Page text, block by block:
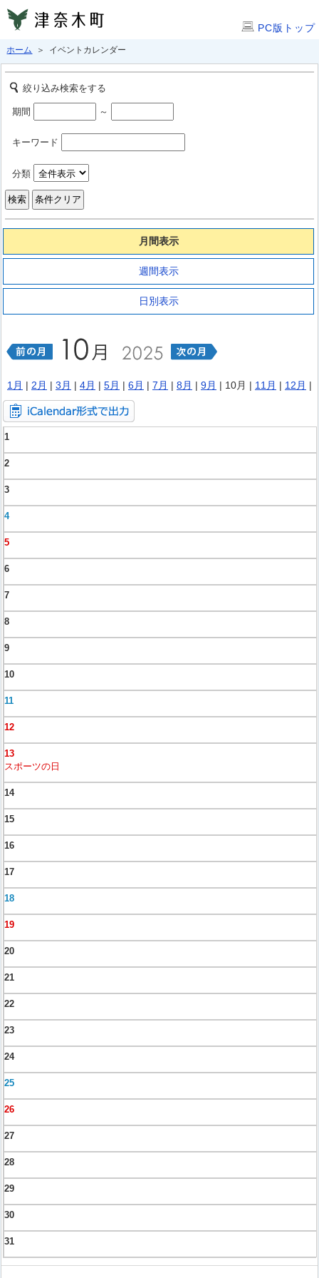
PC版トップ
ホーム ＞ イベントカレンダー
絞り込み検索をする
期間 ～
キーワード
分類
月間表示
週間表示
日別表示
1月 | 2月 | 3月 | 4月 | 5月 | 6月 | 7月 | 8月 | 9月 | 10月 | 11月 | 12月 |
1
2
3
4
5
6
7
8
9
10
11
12
13
スポーツの日
14
15
16
17
18
19
20
21
22
23
24
25
26
27
28
29
30
31